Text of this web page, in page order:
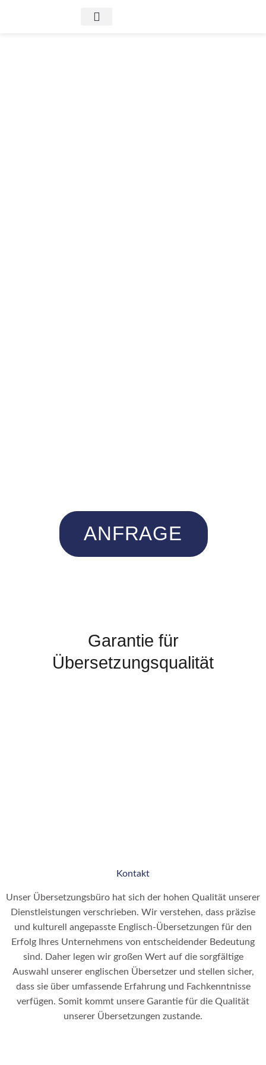
ANFRAGE
Garantie für
Übersetzungsqualität
Kontakt
Unser Übersetzungsbüro hat sich der hohen Qualität unserer
Dienstleistungen verschrieben. Wir verstehen, dass präzise
und kulturell angepasste Englisch-Übersetzungen für den
Erfolg Ihres Unternehmens von entscheidender Bedeutung
sind. Daher legen wir großen Wert auf die sorgfältige
Auswahl unserer englischen Übersetzer und stellen sicher,
dass sie über umfassende Erfahrung und Fachkenntnisse
verfügen. Somit kommt unsere Garantie für die Qualität
unserer Übersetzungen zustande.